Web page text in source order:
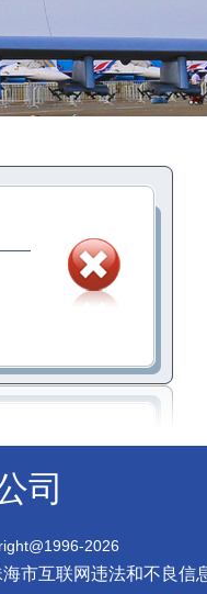
司
2026
海市互联网违法和不良信